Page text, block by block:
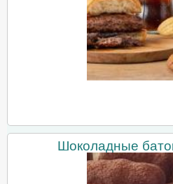
Шоколадные